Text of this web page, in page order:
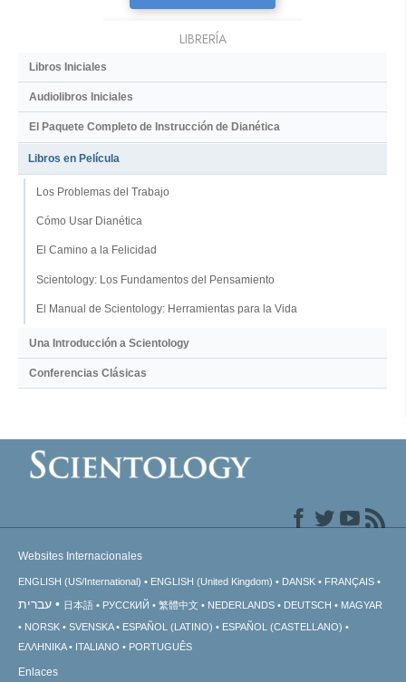
LIBRERÍA
Libros Iniciales
Audiolibros Iniciales
El Paquete Completo de Instrucción de Dianética
Libros en Película
Los Problemas del Trabajo
Cómo Usar Dianética
El Camino a la Felicidad
Scientology: Los Fundamentos del Pensamiento
El Manual de Scientology: Herramientas para la Vida
Una Introducción a Scientology
Conferencias Clásicas
Websites Internacionales
ENGLISH (US/International) ENGLISH (United Kingdom) DANSK FRANÇAIS
עברית 日本語 РУССКИЙ 繁體中文 NEDERLANDS DEUTSCH
MAGYAR
NORSK
SVENSKA ESPAÑOL (LATINO)
ESPAÑOL (CASTELLANO)
ΕΛΛΗΝΙΚA
ITALIANO PORTUGUÊS
Enlaces